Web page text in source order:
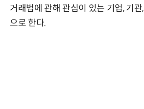
거래법에 관해 관심이 있는 기업, 기
으로 한다.